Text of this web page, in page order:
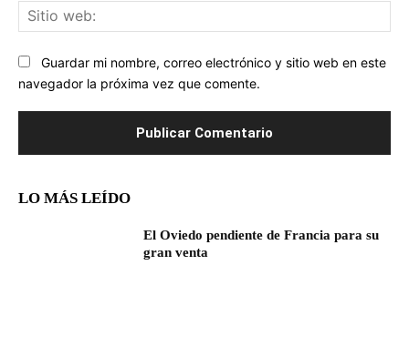
Guardar mi nombre, correo electrónico y sitio web en este
navegador la próxima vez que comente.
LO MÁS LEÍDO
El Oviedo pendiente de Francia para su
gran venta